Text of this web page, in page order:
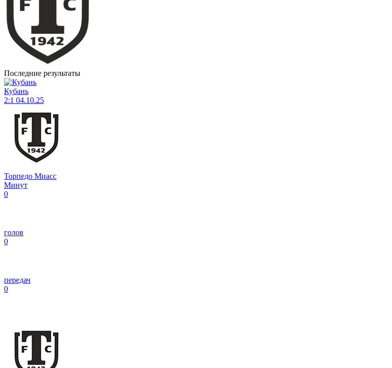
Последние результаты
Кубань
2:1 04.10.25
Торпедо Миасс
Минут
0
голов
0
передач
0